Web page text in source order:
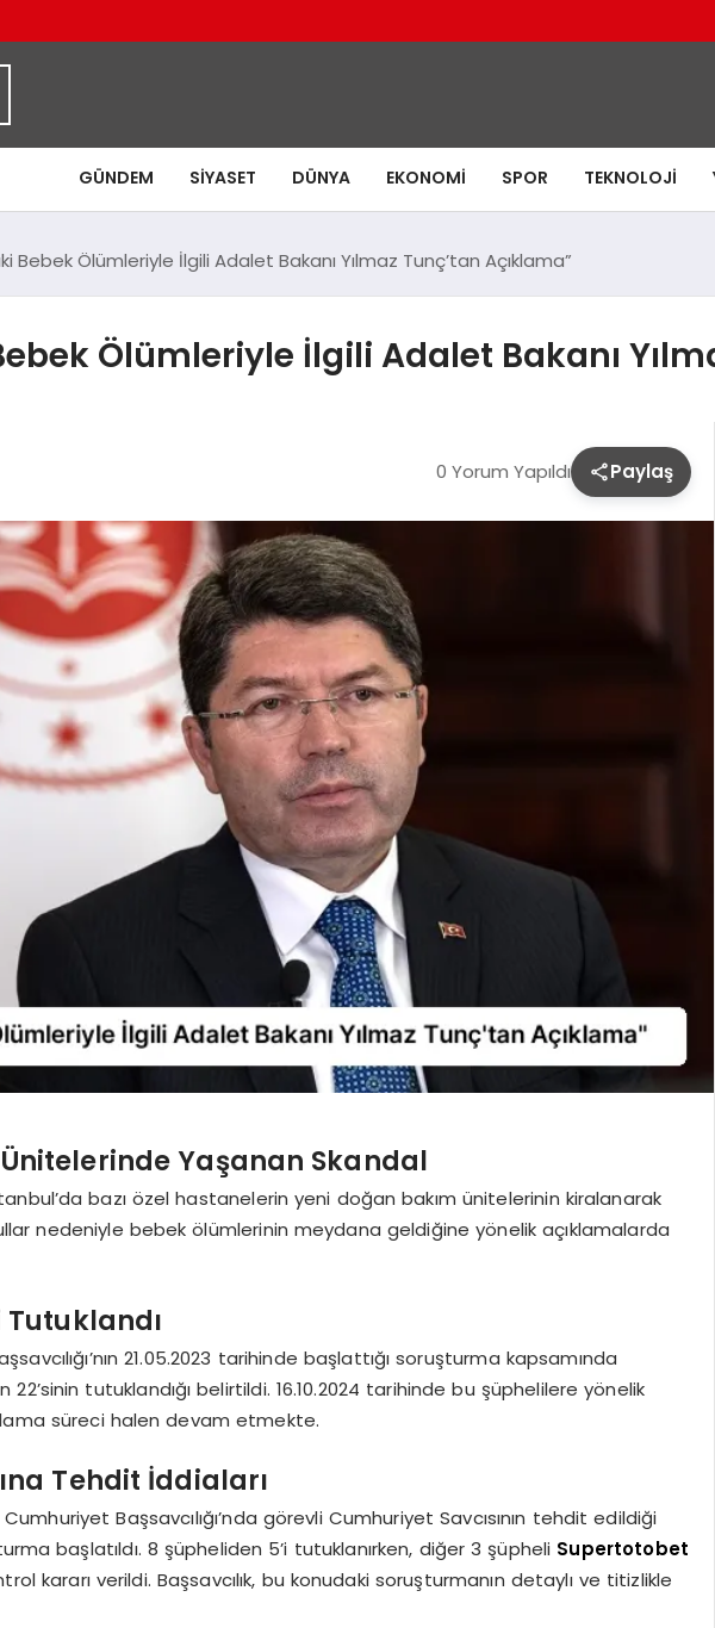
GÜNDEM SIYASET DÜNYA EKONOMI SPOR TEKNOLOJI
Bebek Ölümleriyle İlgili Adalet Bakanı Yılmaz Tunç’tan Açıklama”
Ölümleriyle İlgili Adalet Bakanı
0 Yorum Yapıldı Paylaş
Yaşanan Skandal
bazı özel hastanelerin yeni doğan bakım ünitelerinin kiralanarak
nedeniyle bebek ölümlerinin meydana geldiğine yönelik açıklamalarda
Tutuklandı
21.05.2023 tarihinde başlattığı soruşturma kapsamında
22’sinin tutuklandığı belirtildi. 16.10.2024 tarihinde bu şüphelilere yönelik
süreci halen devam etmekte.
Tehdit İddiaları
Başsavcılığı’nda görevli Cumhuriyet Savcısının tehdit edildiği
başlatıldı. 8 şüpheliden 5’i tutuklanırken, diğer 3 şüpheli Supertotobet
kararı verildi. Başsavcılık, bu konudaki soruşturmanın detaylı ve titizlikle